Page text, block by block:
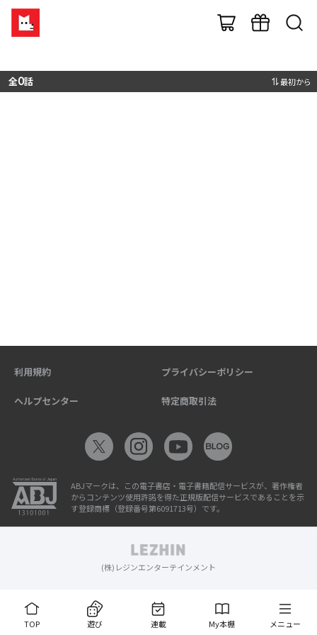
全0話 最初から
TOP 遊び 連載 My本棚 メニュー
利用規約 プライバシーポリシー
ヘルプセンター 特定商取引法
ABJマークは、この電子書店・電子書籍配信サービスが、著作権者
からコンテンツ使用許諾を得た正規版配信サービスであることを示
す登録商標（登録番号第6091713号）です。
(株)レジンエンターテインメント